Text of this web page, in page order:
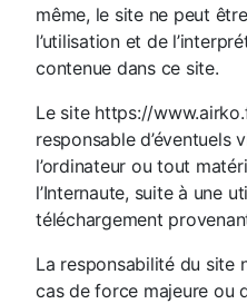
même, le site ne peut
l’utilisation et de
contenue dans ce site.
Le site https://
responsable d’éventuels
l’ordinateur ou tout
l’Internaute, suite à une
téléchargement
La responsabilité du site
cas de force majeure ou